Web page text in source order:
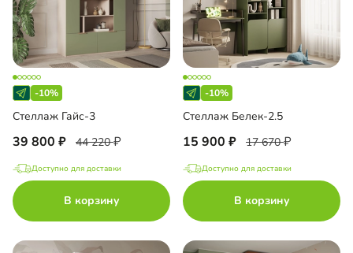
-10%
Стеллаж Гайс-3
39 800 44 220
Доступно для доставки
В корзину
-10%
Стеллаж Белек-2.5
15 900 17 670
Доступно для доставки
В корзину